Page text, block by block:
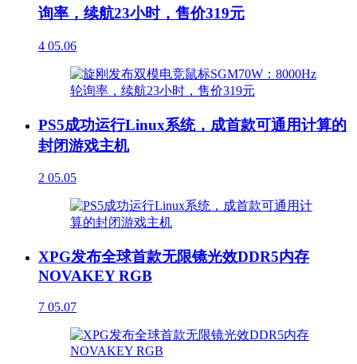
询率，续航23小时，售价319元
4 05.06
PS5成功运行Linux系统，成首款可通用计算的
封闭游戏主机
2 05.05
XPG发布全球首款无限镜光效DDR5内存
NOVAKEY RGB
7 05.07